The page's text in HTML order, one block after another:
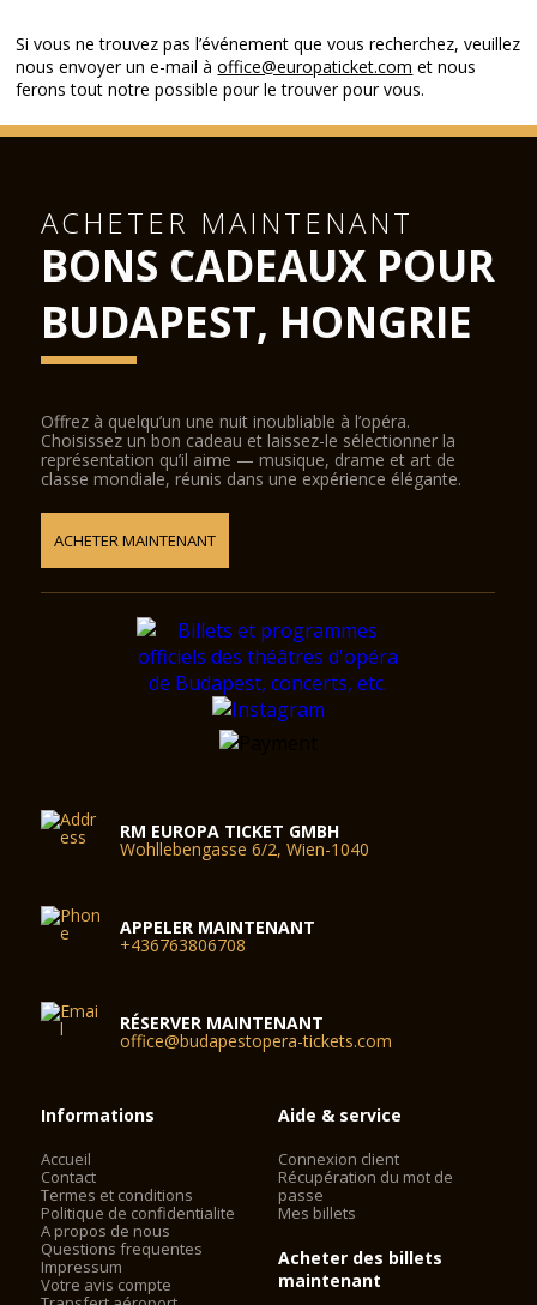
Si vous ne trouvez pas l’événement que vous recherchez, veuillez
nous envoyer un e-mail àoffice@europaticket.com et nous
ferons tout notre possible pour le trouver pour vous.
ACHETER MAINTENANT
BONS CADEAUX POUR
BUDAPEST, HONGRIE
Offrez à quelqu’un une nuit inoubliable à l’opéra.
Choisissez un bon cadeau et laissez-le sélectionner la
représentation qu’il aime — musique, drame et art de
classe mondiale, réunis dans une expérience élégante.
ACHETER MAINTENANT
RM EUROPA TICKET GMBH
Wohllebengasse 6/2, Wien-1040
APPELER MAINTENANT
+436763806708
RÉSERVER MAINTENANT
office@budapestopera-tickets.com
Informations
Accueil
Contact
Termes et conditions
Politique de confidentialite
A propos de nous
Questions frequentes
Impressum
Votre avis compte
Aide & service
Connexion client
Récupération du mot de
passe
Mes billets
Acheter des billets
maintenant